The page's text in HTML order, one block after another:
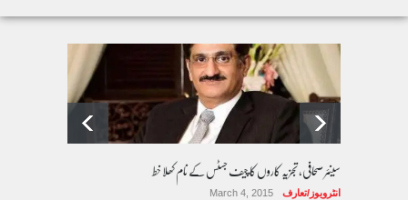
سینئر صحافی، تجزیہ کاروں کا چیف جسٹس کے نام کھلا خط
انٹرویوز/تعارف March 4, 2015